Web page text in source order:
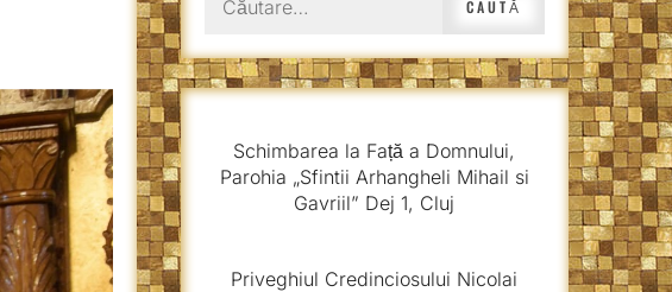
după:
Schimbarea la Față a Domnului,
Parohia „Sfintii Arhangheli Mihail si
Gavriil” Dej 1, Cluj
Priveghiul Credinciosului Nicolai